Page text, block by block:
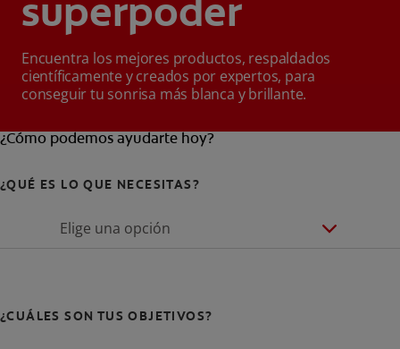
superpoder
Encuentra los mejores productos, respaldados
científicamente y creados por expertos, para
conseguir tu sonrisa más blanca y brillante.
¿Cómo podemos ayudarte hoy?
¿QUÉ ES LO QUE NECESITAS?
Elige una opción
¿CUÁLES SON TUS OBJETIVOS?